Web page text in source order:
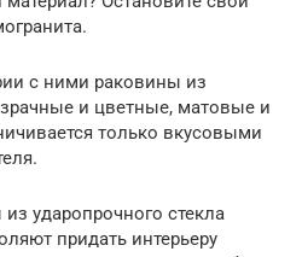
с ними раковины из
и цветные, матовые и
только вкусовыми
ударопрочного стекла
придать интерьеру